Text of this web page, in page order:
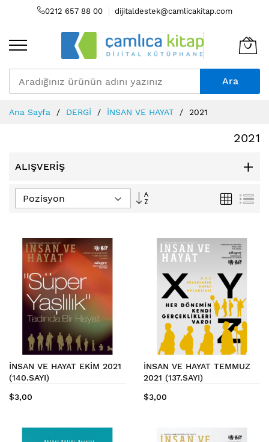
0212 657 88 00 dijitaldestek@camlicakitap.com
Ara
to
Ana Sayfa DERGİ İNSAN VE HAYAT 2021
2021
ALIŞVERIŞ
Büyükten
Izgara
İNSAN VE HAYAT EKİM 2021
(140.SAYI)
$3,00
İNSAN VE HAYAT TEMMUZ
2021 (137.SAYI)
$3,00